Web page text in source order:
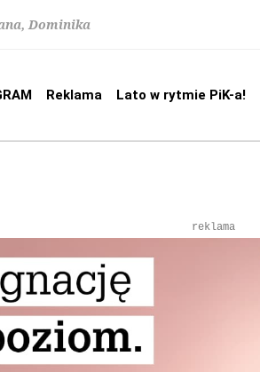
Dominika
Reklama Lato w rytmie PiK-a!
reklama